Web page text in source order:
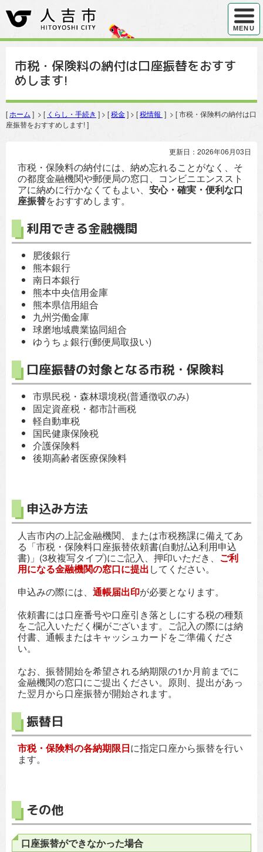
ハンバ
MENU
市税・保険料の納付は口座振替をおすす
めします!
[ ホーム ] > [ くらし・手続き ] > [税金] > [税情報 ] > [ 市税・保険料の納付は口
座振替をおすすめします! ]
更新日：2026年06月03日
市税・保険料の納付には、納め忘れることがなく、そ
の都度金融機関や郵便局の窓口、コンビニエンススト
アに納めに行かなくてもよい、 安心・確実・便利な口
座振替をおすすめします。
利用できる金融機関
肥後銀行
熊本銀行
南日本銀行
熊本中央信用金庫
熊本県信用組合
九州労働金庫
球磨地域農業協同組合
ゆうちょ銀行(郵便局取扱い)
口座振替の対象となる市税・保険料
市県民税・森林環境税(普通徴収のみ)
固定資産税・都市計画税
軽自動車税
国民健康保険税
介護保険料
後期高齢者医療保険料
申込み方法
人吉市内の上記金融機関、または市税務課に備えてあ
る「市税・保険料口座振替依頼書(自動払込利用申込
書)」(3枚複写タイプ)にご記入、押印いただき、 ご利
用になる金融機関の窓口に提出してください。
申込みの際には、 通帳届出印が必要となります。
依頼書には口座番号や口座引き落としにする税の種類
をご記入いただく欄がございます。ご記入の際には納
付書、通帳またはキャッシュカードをご準備くださ
い。
なお、振替開始を希望される納期限の1か月前までに
金融機関の窓口にご提出ください。原則、提出があっ
た翌月から口座振替が開始されます。
振替日
市税・保険料の各納期限日に指定口座から振替を行い
ます。
その他
口座振替ができなかった場合